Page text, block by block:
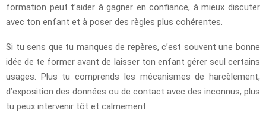
formation peut t’aider à gagner en confiance, à mieux discuter
avec ton enfant et à poser des règles plus cohérentes.
Si tu sens que tu manques de repères, c’est souvent une bonne
idée de te former avant de laisser ton enfant gérer seul certains
usages. Plus tu comprends les mécanismes de harcèlement,
d’exposition des données ou de contact avec des inconnus, plus
tu peux intervenir tôt et calmement.